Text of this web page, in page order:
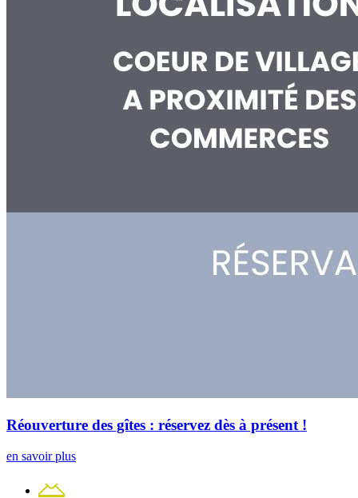
Réouverture des gîtes : réservez dès à présent !
en savoir plus
Contact